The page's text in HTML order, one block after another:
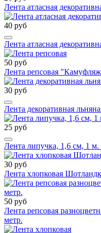
Лента атласная
40 руб
Лента атласная
50 руб
Лента репсовая
30 руб
Лента декоративная
25 руб
Лента липучка, 1,6 см, 1
30 руб
Лента хлопковая
50 руб
Лента репсовая
метр.